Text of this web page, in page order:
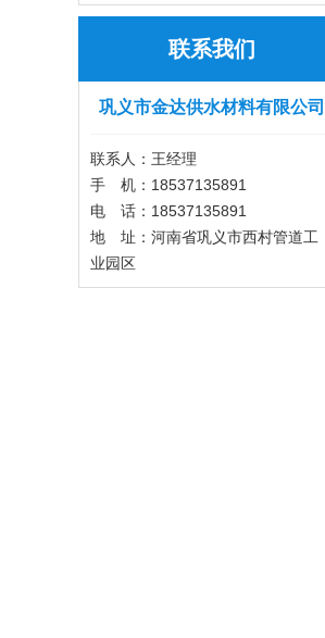
联系我们
巩义市金达供水材料有限公司
联系人：王经理
手 机：18537135891
电 话：18537135891
地 址：河南省巩义市西村管道工
业园区